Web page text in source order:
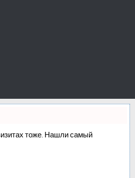
тоже. Нашли самый